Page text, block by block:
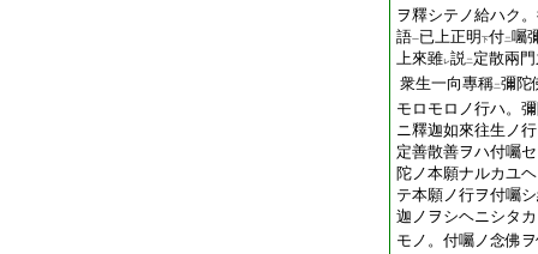
ヲ釋シテノ給ハク
語一已上正明 下付二囑
上來雖レ説二 定散兩
衆生一向專稱二彌陀
モロモロノ行ハ。
ニ釋迦如來往生ノ
定善散善ヲハ付囑
陀ノ本願ナルカユ
テ本願ノ行ヲ付囑
迦ノヲシヘニシタ
モノ。付囑ノ念佛